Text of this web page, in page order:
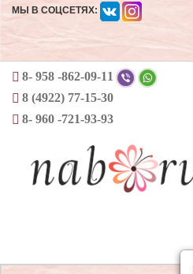
МЫ В СОЦСЕТЯХ:
8- 958 -862-09-11
8 (4922) 77-15-30
8- 960 -721-93-93